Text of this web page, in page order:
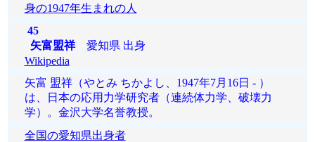
身の1947年生まれの人
45
矢富盟祥愛知県 出身
Wikipedia
矢富 盟祥（やとみ ちかよし、1947年7月16日 - ）
は、日本の応用力学研究者（連続体力学、破壊力
学）。金沢大学名誉教授。
全国の愛知県出身者